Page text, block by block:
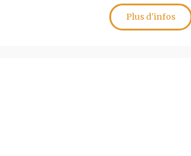
Plus d'infos